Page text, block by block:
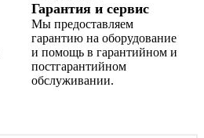
Гарантия и сервис
Мы предоставляем
гарантию на оборудование
и помощь в гарантийном и
постгарантийном
обслуживании.